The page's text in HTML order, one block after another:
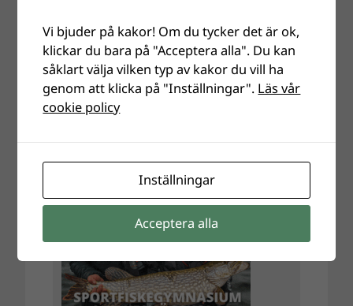
Vi bjuder på kakor! Om du tycker det är ok,
klickar du bara på "Acceptera alla". Du kan
såklart välja vilken typ av kakor du vill ha
genom att klicka på "Inställningar". Läs vår
cookie policy
Inställningar
Acceptera alla